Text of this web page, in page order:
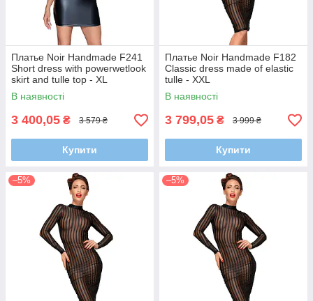
Платье Noir Handmade F241
Short dress with powerwetlook
skirt and tulle top - XL
В наявності
3 400,05 ₴ 3 579 ₴
Купити
Платье Noir Handmade F182
Classic dress made of elastic
tulle - XXL
В наявності
3 799,05 ₴ 3 999 ₴
Купити
–5% –5%